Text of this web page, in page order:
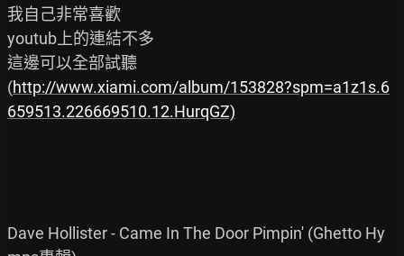
我自己非常喜歡
youtub上的連結不多
這邊可以全部試聽
(http://www.xiami.com/album/153828?spm=a1z1s.6
659513.226669510.12.HurqGZ)
Dave Hollister - Came In The Door Pimpin' (Ghetto Hy